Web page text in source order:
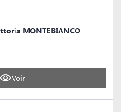
MONTEBIANCO
Voir